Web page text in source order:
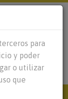
VERANO
2026
para
y poder
o utilizar
que